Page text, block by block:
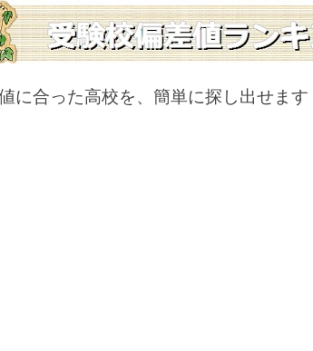
に合った高校を、簡単に探し出せます